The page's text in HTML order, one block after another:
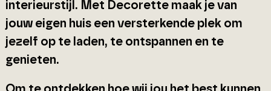
interieurstijl. Met Decorette maak je van
jouw eigen huis een versterkende plek om
jezelf op te laden, te ontspannen en te
genieten.